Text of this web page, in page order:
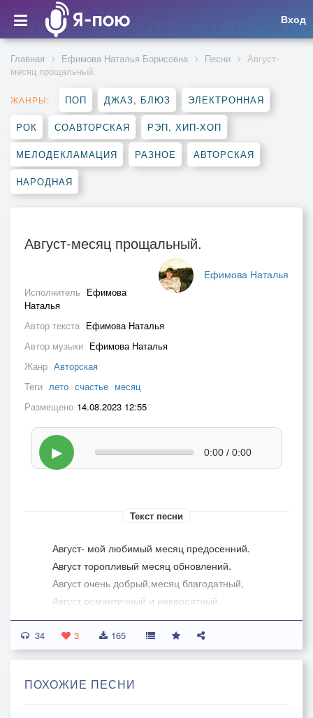
Вход
Главная Ефимова Наталья Борисовна Песни
Август-
месяц прощальный.
ЖАНРЫ: ПОП ДЖАЗ, БЛЮЗ ЭЛЕКТРОННАЯ
РОК СОАВТОРСКАЯ РЭП, ХИП-ХОП
МЕЛОДЕКЛАМАЦИЯ РАЗНОЕ АВТОРСКАЯ
НАРОДНАЯ
Август-месяц прощальный.
Ефимова Наталья
Исполнитель Ефимова
Наталья
Автор текста Ефимова Наталья
Автор музыки Ефимова Наталья
Жанр Авторская
Теги лето счастье месяц
Размещено 14.08.2023 12:55
▶ 0:00 / 0:00
Текст песни
Август- мой любимый месяц предосенний.
Август торопливый месяц обновлений.
Август очень добрый,месяц благодатный,
Август романтичный и невероятный.
припев:
Август месяц арбузный,
Август месяц чуть грустный.
34 3 165
ПОХОЖИЕ ПЕСНИ